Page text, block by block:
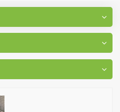
العربية
русский
Melayu